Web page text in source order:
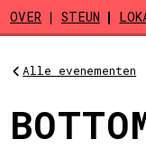
Skip to main
OVER STEUN
Alle evenementen